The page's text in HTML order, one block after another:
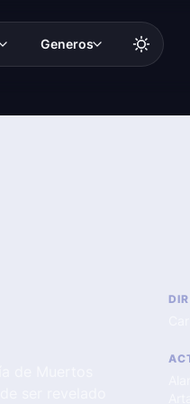
Generos